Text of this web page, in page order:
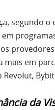
segundo o
mais em
da